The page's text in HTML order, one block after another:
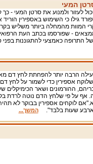
המעי
יכול לעזור ולמנוע את סרטן המעי -
גילו כי השימוש באספירין
התרופה כאמצעי להתגוננות
יעילה הרבה יותר להפחתת לחץ דם
אספירין כדי לשמור על לחץ
ההורמונים ושאר הכימיקלים
אף על פי שלחץ הדם נוטה לרדת
לוקחים אספירין בבוקר לא
שעות בלבד".המשך...